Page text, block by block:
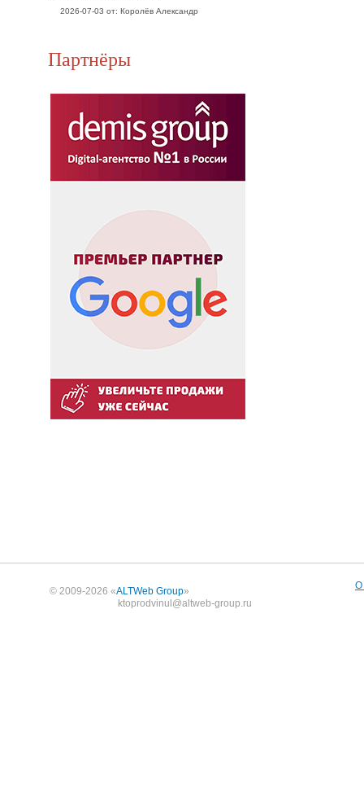
2026-07-03 от: Королёв Александр
Партнёры
© 2009-2026 «ALTWeb Group»
ktoprodvinul@altweb-group.ru
О